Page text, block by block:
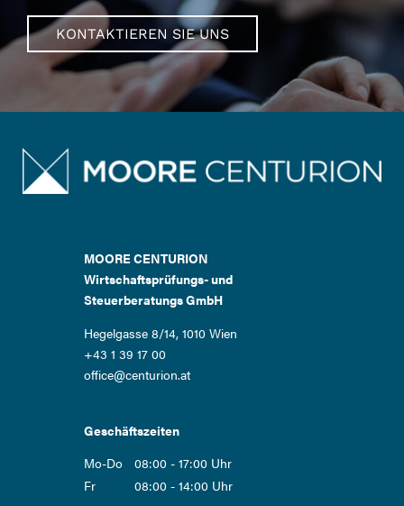
KONTAKTIEREN SIE UNS
MOORE CENTURION
Wirtschaftsprüfungs- und
Steuerberatungs GmbH
Hegelgasse 8/14, 1010 Wien
+43 1 39 17 00
office@centurion.at
Geschäftszeiten
Mo-Do
08:00 - 17:00 Uhr
Fr
08:00 - 14:00 Uhr